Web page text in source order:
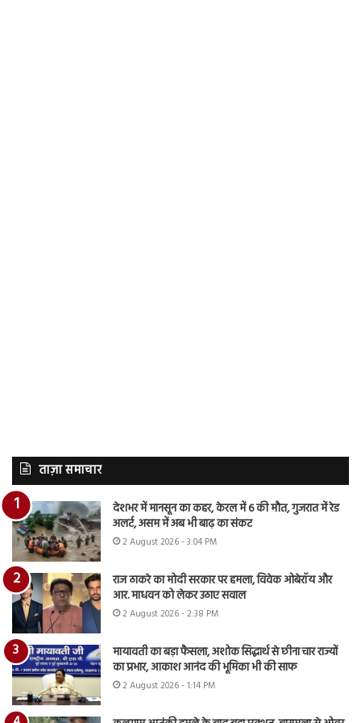
ताज़ा समाचार
देशभर में मानसून का कहर, केरल में 6 की मौत, गुजरात में रेड
अलर्ट, असम में अब भी बाढ़ का संकट
2 August 2026 - 3:04 PM
राज ठाकरे का मोदी सरकार पर हमला, विवेक ओबेरॉय और
आर. माधवन को लेकर उठाए सवाल
2 August 2026 - 2:38 PM
मायावती का बड़ा फैसला, अशोक सिद्धार्थ से छीना चार राज्यों
का प्रभार, आकाश आनंद की भूमिका भी की साफ
2 August 2026 - 1:14 PM